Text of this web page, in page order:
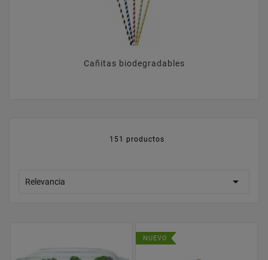
Cañitas biodegradables
151 productos
Relevancia 
NUEVO